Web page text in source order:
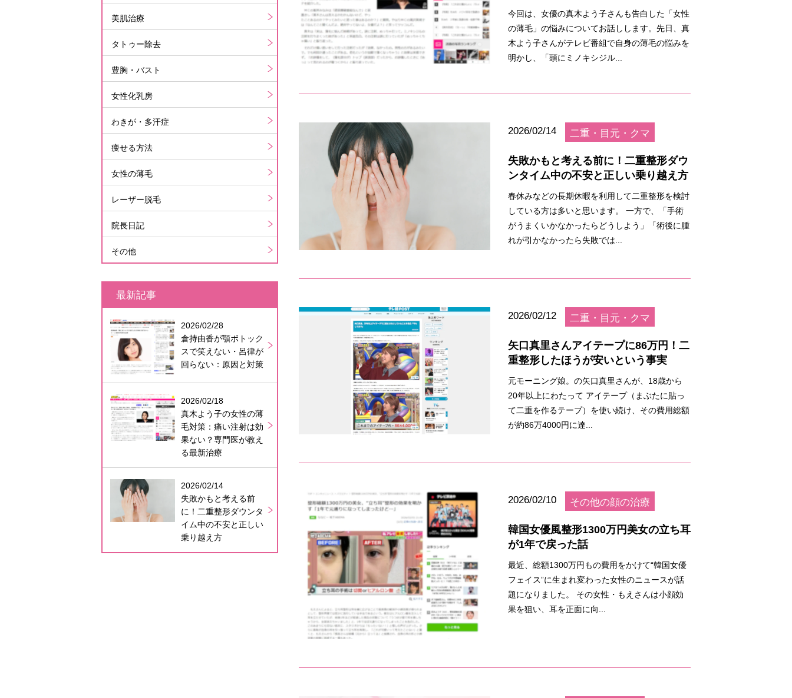
今回は、女優の真木よう子さんも告白した「女性
の薄毛」の悩みについてお話しします。先日、真
木よう子さんがテレビ番組で自身の薄毛の悩みを
明かし、「頭にミノキシジル...
2026/02/14 二重・目元・クマ
失敗かもと考える前に！二重整形ダウ
ンタイム中の不安と正しい乗り越え方
春休みなどの長期休暇を利用して二重整形を検討
している方は多いと思います。 一方で、「手術
がうまくいかなかったらどうしよう」「術後に腫
れが引かなかったら失敗では...
2026/02/12 二重・目元・クマ
矢口真里さんアイテープに86万円！二
重整形したほうが安いという事実
元モーニング娘。の矢口真里さんが、18歳から
20年以上にわたって アイテープ（まぶたに貼っ
て二重を作るテープ）を使い続け、その費用総額
が約86万4000円に達...
2026/02/10 その他の顔の治療
韓国女優風整形1300万円美女の立ち耳
が1年で戻った話
最近、総額1300万円もの費用をかけて“韓国女優
フェイス”に生まれ変わった女性のニュースが話
題になりました。 その女性・もえさんは小顔効
果を狙い、耳を正面に向...
美肌治療
タトゥー除去
豊胸・バスト
女性化乳房
わきが・多汗症
痩せる方法
女性の薄毛
レーザー脱毛
院長日記
その他
最新記事
2026/02/28
倉持由香が顎ボトック
スで笑えない・呂律が
回らない：原因と対策
2026/02/18
真木よう子の女性の薄
毛対策：痛い注射は効
果ない？専門医が教え
る最新治療
2026/02/14
失敗かもと考える前
に！二重整形ダウンタ
イム中の不安と正しい
乗り越え方